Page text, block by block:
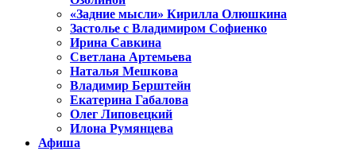
«Задние мысли» Кирилла Олюшкина
Застолье с Владимиром Софиенко
Ирина Савкина
Светлана Артемьева
Наталья Мешкова
Владимир Берштейн
Екатерина Габалова
Олег Липовецкий
Илона Румянцева
Афиша